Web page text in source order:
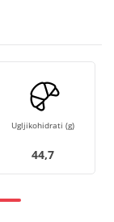
Ugljikohidrati (g)
44,7